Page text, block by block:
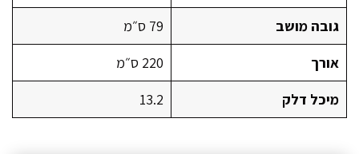
גובה מושב
79 ס״מ
אורך
220 ס״מ
מיכל דלק
13.2